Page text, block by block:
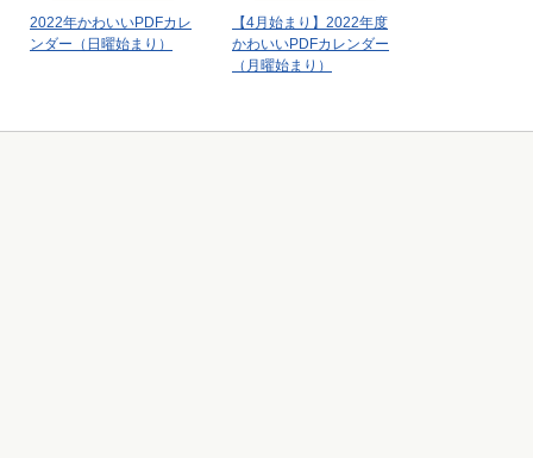
2022年かわいいPDFカレ
ンダー（日曜始まり）
【4月始まり】2022年度
かわいいPDFカレンダー
（月曜始まり）